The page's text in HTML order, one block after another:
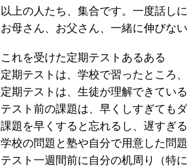
以上の人たち、集合です。一度話し
お母さん、お父さん、一緒に伸びな
これを受けた定期テストあるある
定期テストは、学校で習ったところ
定期テストは、生徒が理解できてい
テスト前の課題は、早くしすぎても
課題を早くすると忘れるし、遅すぎ
学校の問題と塾や自分で用意した問
テスト一週間前に自分の机周り（特